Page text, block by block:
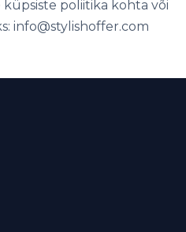
poliitika kohta või
info@stylishoffer.com